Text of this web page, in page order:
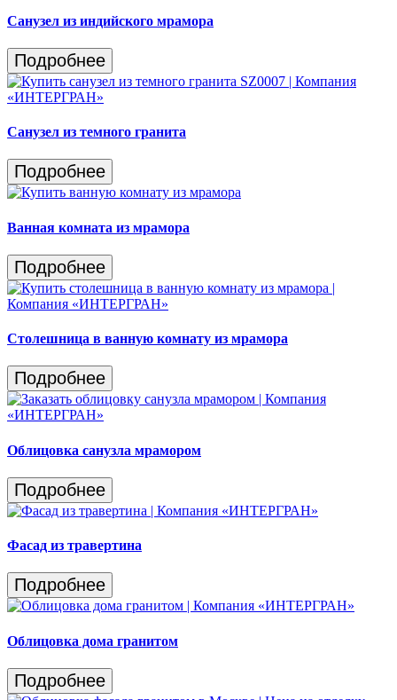
Санузел из индийского мрамора
Подробнее
Санузел из темного гранита
Подробнее
Ванная комната из мрамора
Подробнее
Столешница в ванную комнату из мрамора
Подробнее
Облицовка санузла мрамором
Подробнее
Фасад из травертина
Подробнее
Облицовка дома гранитом
Подробнее